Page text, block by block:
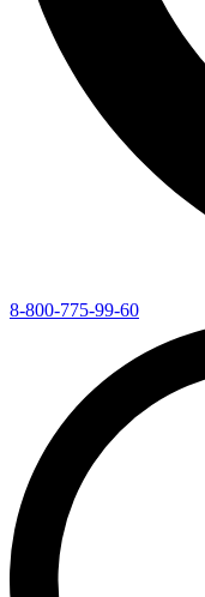
8-800-775-99-60